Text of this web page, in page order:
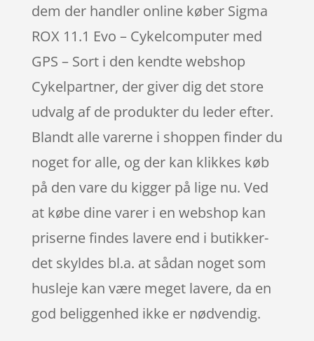
dem der handler online køber Sigma
ROX 11.1 Evo – Cykelcomputer med
GPS – Sort i den kendte webshop
Cykelpartner, der giver dig det store
udvalg af de produkter du leder efter.
Blandt alle varerne i shoppen finder du
noget for alle, og der kan klikkes køb
på den vare du kigger på lige nu. Ved
at købe dine varer i en webshop kan
priserne findes lavere end i butikker-
det skyldes bl.a. at sådan noget som
husleje kan være meget lavere, da en
god beliggenhed ikke er nødvendig.